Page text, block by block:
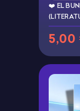
❤️ EL
5,00